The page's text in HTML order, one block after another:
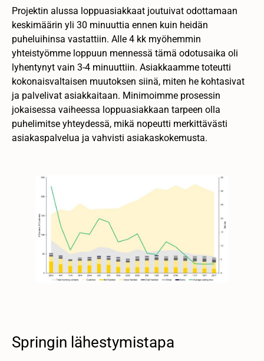
Projektin alussa loppuasiakkaat joutuivat odottamaan
keskimäärin yli 30 minuuttia ennen kuin heidän
puheluihinsa vastattiin. Alle 4 kk myöhemmin
yhteistyömme loppuun mennessä tämä odotusaika oli
lyhentynyt vain 3-4 minuuttiin. Asiakkaamme toteutti
kokonaisvaltaisen muutoksen siinä, miten he kohtasivat
ja palvelivat asiakkaitaan. Minimoimme prosessin
jokaisessa vaiheessa loppuasiakkaan tarpeen olla
puhelimitse yhteydessä, mikä nopeutti merkittävästi
asiakaspalvelua ja vahvisti asiakaskokemusta.
Springin lähestymistapa